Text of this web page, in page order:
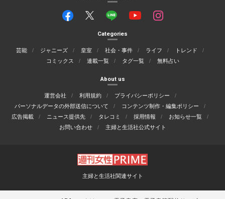
Categories
芸能 ジャニーズ 皇室 社会・事件 ライフ
トレンド
コミックス
連載一覧 タグ一覧 無料占い
About us
運営会社 利用規約
プライバシーポリシー
パーソナルデータの外部送信について
コンテンツ制作・編集ポリシー
広告掲載
ニュース提供先 タレコミ 採用情報
お知らせ一覧
お問い合わせ
主婦と生活社公式サイト
主婦と生活社関連サイト